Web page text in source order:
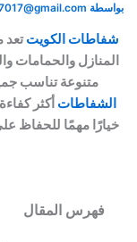
الكويتتعد من
والحمامات
متنوعة تناسب جميع
أكثر كفاءة في
مهمًا للحفاظ على
المقال